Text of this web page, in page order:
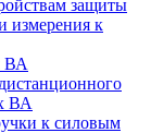
защиты
измерения к
ВА
ВА
к силовым